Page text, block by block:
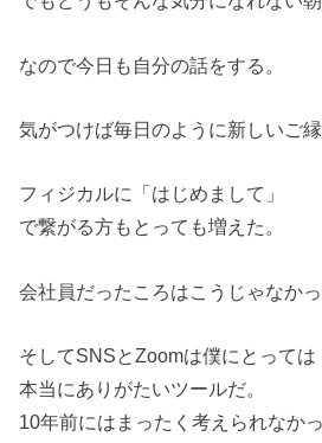
なので今日も自分の話をする。
気がつけば毎日のように新しいご縁
フィジカルに「はじめまして」
で繋がる方もとっても増えた。
会社員だったころはこうじゃなかっ
そしてSNSとZoomは僕にとっては
本当にありがたいツールだ。
10年前にはまったく考えられなか